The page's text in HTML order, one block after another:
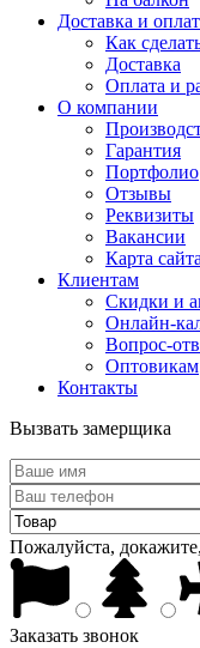
Доставка и
Как
Доставка
Оплата и
О компании
Гарантия
Портфолио
Отзывы
Реквизиты
Вакансии
Карта сайта
Клиентам
Скидки и
Онлайн-
Вопрос-
Оптовикам
Контакты
Вызвать замерщика
Пожалуйста,
Заказать звонок